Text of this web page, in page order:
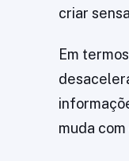
criar
Em
muda